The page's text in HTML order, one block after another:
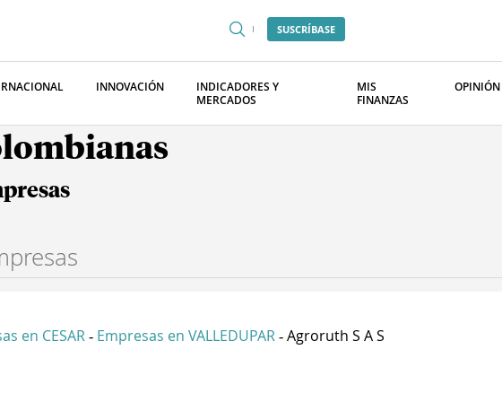
SUSCRÍBASE
INNOVACIÓN
INDICADORES Y
MERCADOS
MIS
FINANZAS
OPINIÓN
en CESAR - Empresas en VALLEDUPAR - Agroruth S A S